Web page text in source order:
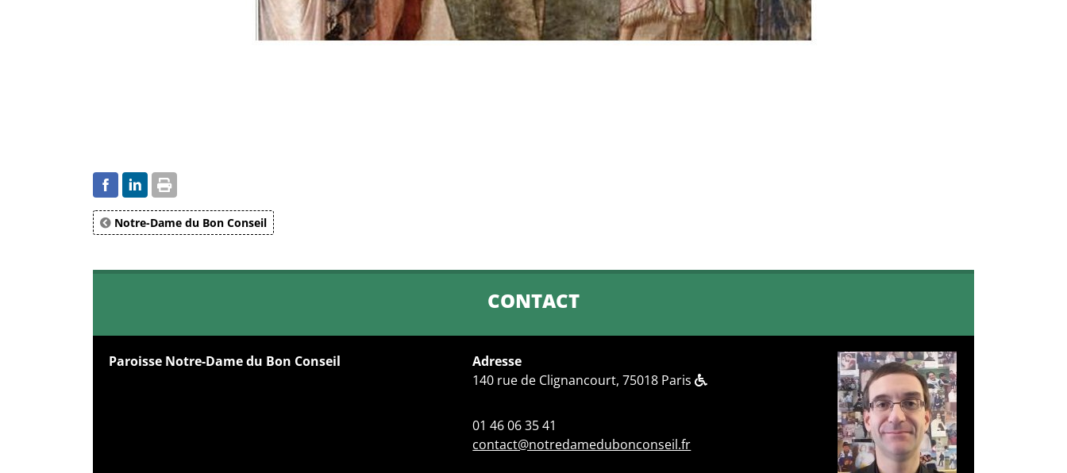
Notre-Dame du Bon Conseil
CONTACT
Paroisse Notre-Dame du Bon Conseil
Adresse
140 rue de Clignancourt, 75018 Paris
01 46 06 35 41
contact@notredamedubonconseil.fr